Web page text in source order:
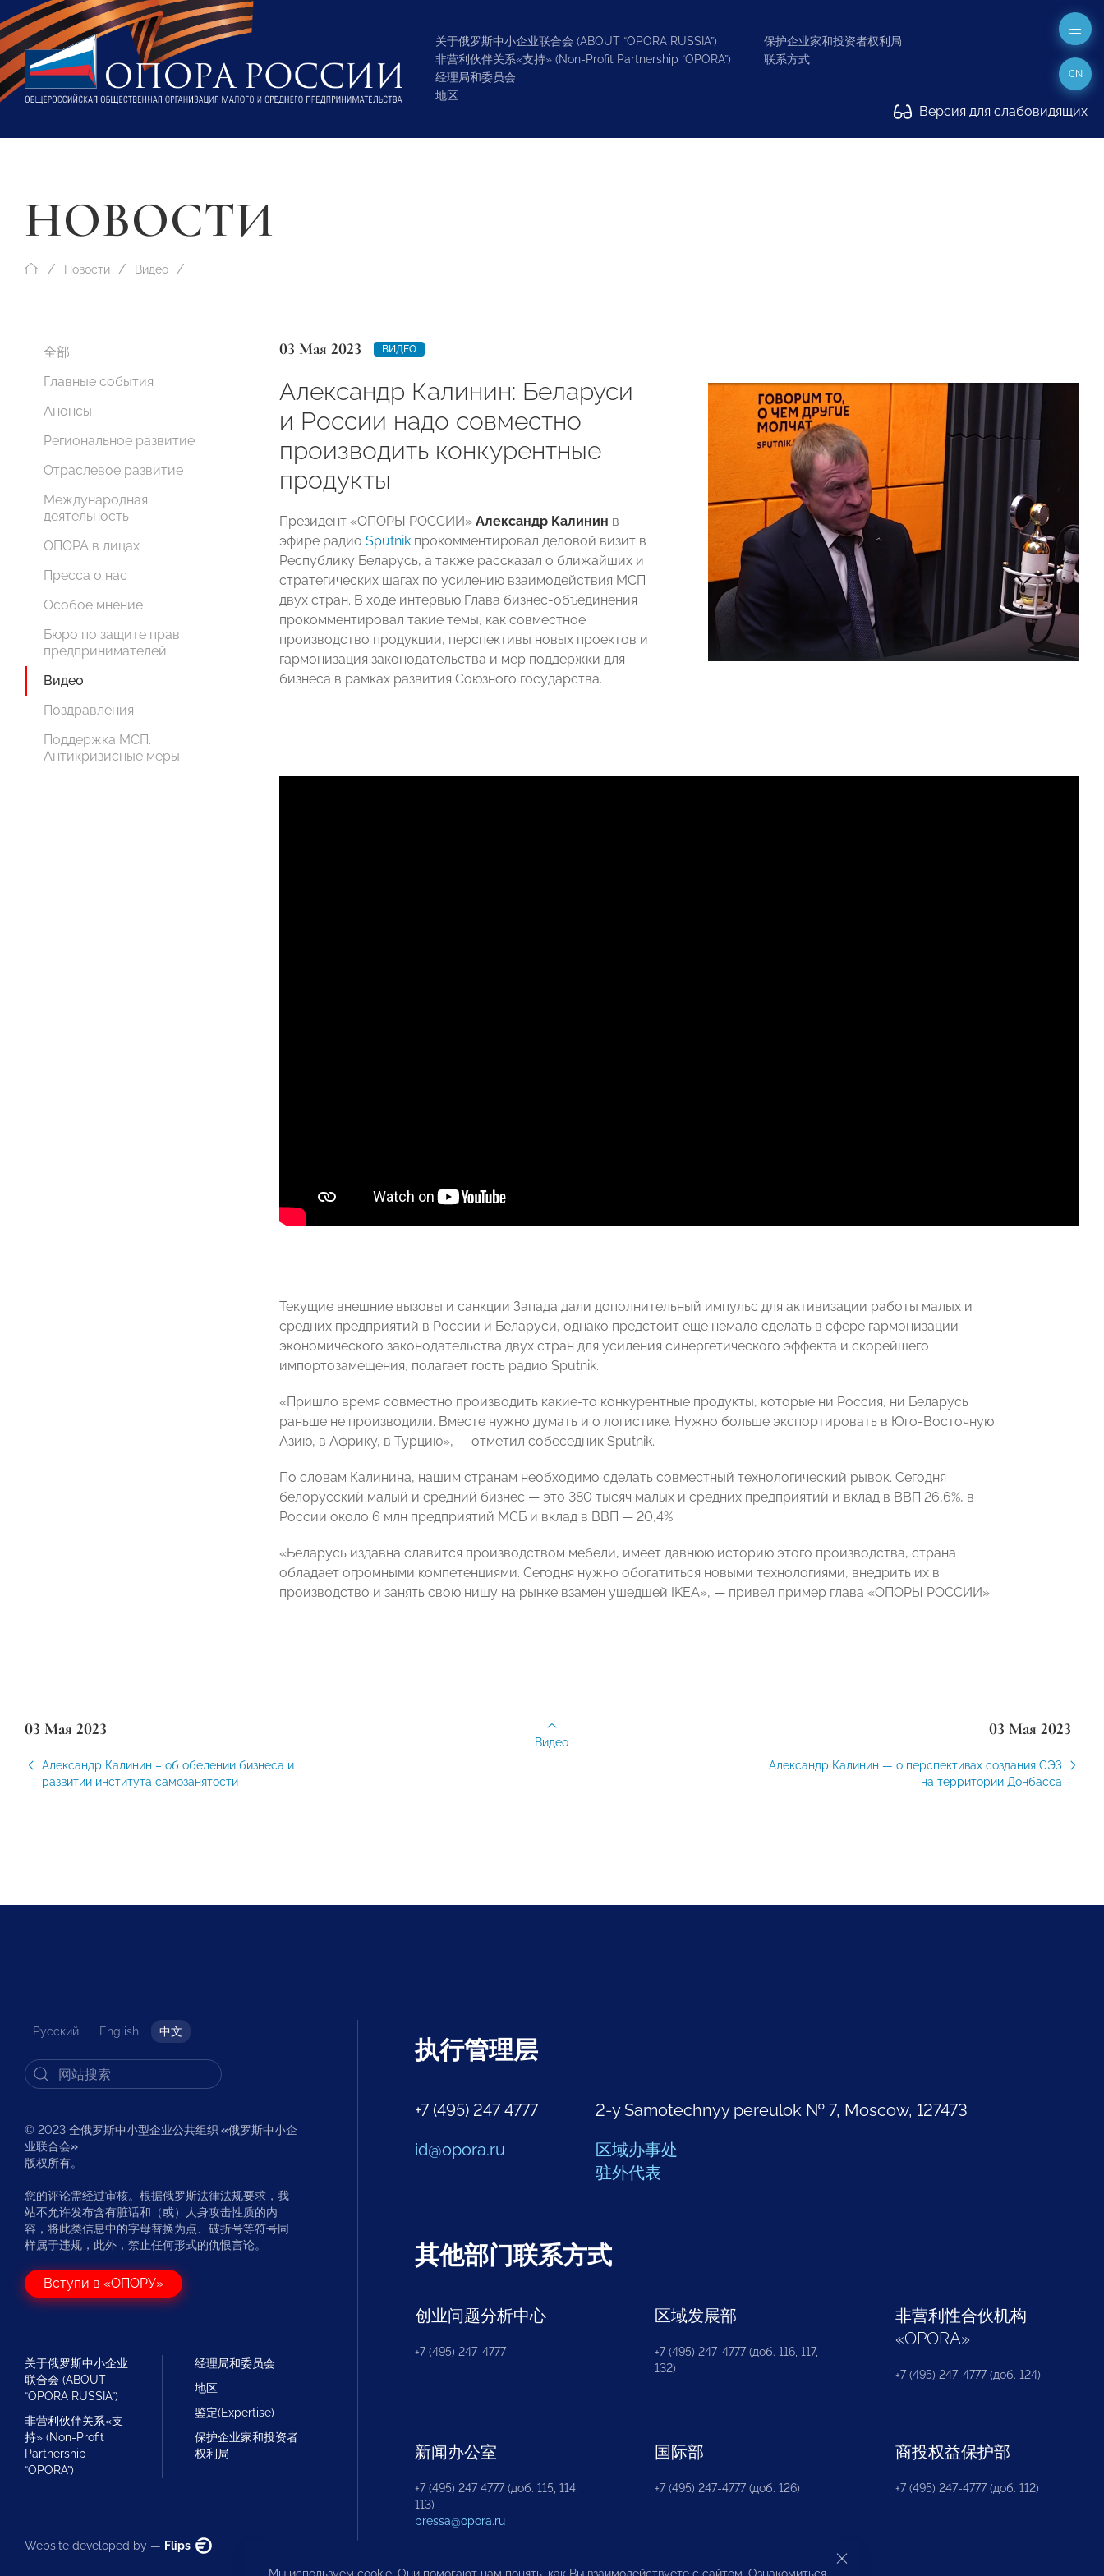
关于俄罗斯中小企业联合会 (ABOUT “OPORA RUSSIA”)
非营利伙伴关系«支持» (Non-Profit Partnership “OPORA”)
经理局和委员会
地区
保护企业家和投资者权利局
联系方式
Версия для слабовидящих
CN
НОВОСТИ
Новости Видео
全部
Главные события
Анонсы
Региональное развитие
Отраслевое развитие
Международная
деятельность
ОПОРА в лицах
Пресса о нас
Особое мнение
Бюро по защите прав
предпринимателей
Видео
Поздравления
Поддержка МСП.
Антикризисные меры
03 Мая 2023 ВИДЕО
Александр Калинин: Беларуси
и России надо совместно
производить конкурентные
продукты
Президент «ОПОРЫ РОССИИ» Александр Калинин в
эфире радио Sputnik прокомментировал деловой визит в
Республику Беларусь, а также рассказал о ближайших и
стратегических шагах по усилению взаимодействия МСП
двух стран. В ходе интервью Глава бизнес-объединения
прокомментировал такие темы, как совместное
производство продукции, перспективы новых проектов и
гармонизация законодательства и мер поддержки для
бизнеса в рамках развития Союзного государства.
Текущие внешние вызовы и санкции Запада дали дополнительный импульс для активизации работы малых и
средних предприятий в России и Беларуси, однако предстоит еще немало сделать в сфере гармонизации
экономического законодательства двух стран для усиления синергетического эффекта и скорейшего
импортозамещения, полагает гость радио Sputnik.
«Пришло время совместно производить какие-то конкурентные продукты, которые ни Россия, ни Беларусь
раньше не производили. Вместе нужно думать и о логистике. Нужно больше экспортировать в Юго-Восточную
Азию, в Африку, в Турцию», ― отметил собеседник Sputnik.
По словам Калинина, нашим странам необходимо сделать совместный технологический рывок. Сегодня
белорусский малый и средний бизнес ― это 380 тысяч малых и средних предприятий и вклад в ВВП 26,6%, в
России около 6 млн предприятий МСБ и вклад в ВВП ― 20,4%.
«Беларусь издавна славится производством мебели, имеет давнюю историю этого производства, страна
обладает огромными компетенциями. Сегодня нужно обогатиться новыми технологиями, внедрить их в
производство и занять свою нишу на рынке взамен ушедшей IKEA», ― привел пример глава «ОПОРЫ РОССИИ».
03 Мая 2023
Александр Калинин – об обелении бизнеса и
развитии института самозанятости
03 Мая 2023
Александр Калинин — о перспективах создания СЭЗ
на территории Донбасса
Видео
Русский English 中文
© 2023 全俄罗斯中小型企业公共组织 «俄罗斯中小企
业联合会»
版权所有。
您的评论需经过审核。根据俄罗斯法律法规要求，我
站不允许发布含有脏话和（或）人身攻击性质的内
容，将此类信息中的字母替换为点、破折号等符号同
样属于违规，此外，禁止任何形式的仇恨言论。
Вступи в «ОПОРУ»
关于俄罗斯中小企业
联合会 (ABOUT
“OPORA RUSSIA”)
非营利伙伴关系«支
持» (Non-Profit
Partnership
“OPORA”)
经理局和委员会
地区
鉴定(Expertise)
保护企业家和投资者
权利局
Website developed by — Flips
执行管理层
+7 (495) 247 4777
id@opora.ru
2-y Samotechnyy pereulok № 7, Moscow, 127473
区域办事处
驻外代表
其他部门联系方式
创业问题分析中心
+7 (495) 247-4777
区域发展部
+7 (495) 247-4777 (доб. 116, 117,
132)
非营利性合伙机构
«OPORA»
+7 (495) 247-4777 (доб. 124)
新闻办公室
+7 (495) 247 4777 (доб. 115, 114,
113)
pressa@opora.ru
国际部
+7 (495) 247-4777 (доб. 126)
商投权益保护部
+7 (495) 247-4777 (доб. 112)
Мы используем cookie. Они помогают нам понять, как Вы взаимодействуете с сайтом. Ознакомиться